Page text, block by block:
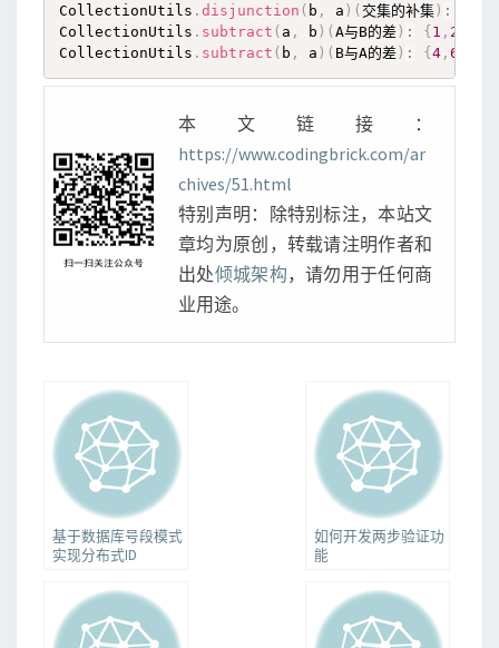
CollectionUtils . disjunction ( b , a ) (交集的补集) :
CollectionUtils . subtract ( a , b ) (A与B的差) : {1 , 2
CollectionUtils . subtract ( b , a ) ( B与A的差) : {4 , 6
本文链接：
https://www.codingbrick.com/ar
chives/51.html
特别声明：除特别标注，本站文
章均为原创，转载请注明作者和
出处倾城架构，请勿用于任何商
业用途。
基于数据库号段模式
实现分布式ID
如何开发两步验证功
能